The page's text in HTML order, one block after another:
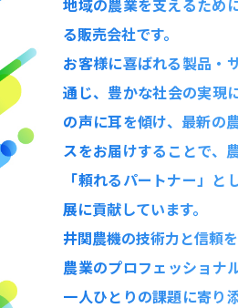
地域の農業を支えるため
る販売会社です。
お客様に喜ばれる製品・
通じ、豊かな社会の実現
の声に耳を傾け、最新の
スをお届けすることで、
「頼れるパートナー」と
展に貢献しています。
井関農機の技術力と信頼を
農業のプロフェッショナ
一人ひとりの課題に寄り添